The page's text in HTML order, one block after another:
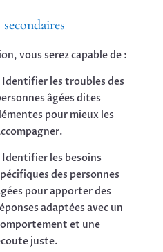
vous serez capable de :
Identifier les troubles des
âgées dites
pour mieux les
Identifier les besoins
des personnes
pour apporter des
adaptées avec un
et une
juste.